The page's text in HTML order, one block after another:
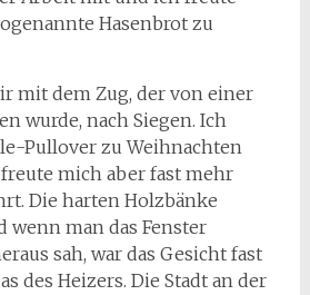
Hasenbrot zu
mit dem Zug, der von einer
wurde, nach Siegen. Ich
Pullover zu Weihnachten
mich aber fast mehr
Die harten Holzbänke
man das Fenster
sah, war das Gesicht fast
des Heizers. Die Stadt an der